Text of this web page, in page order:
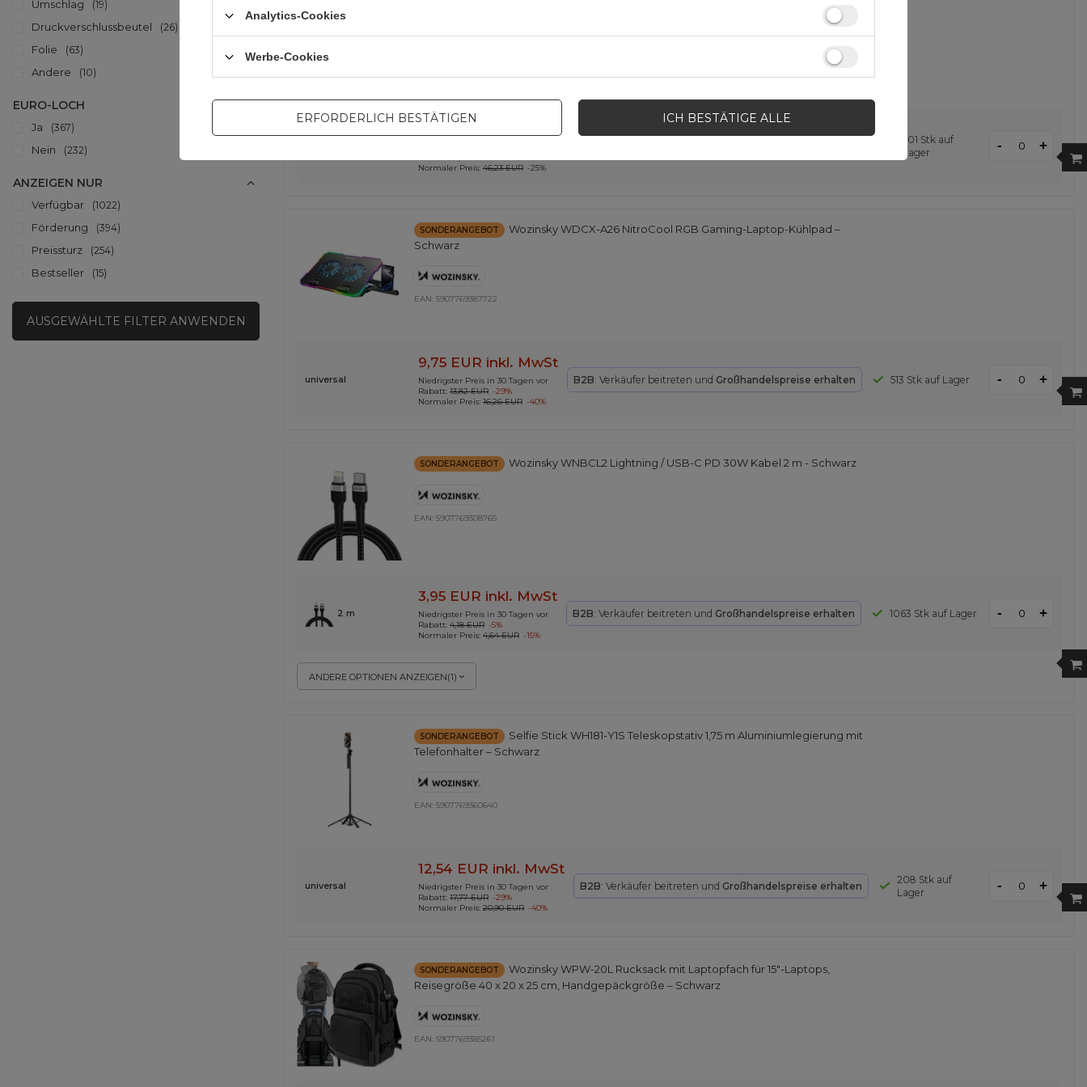
Umschlag 19
Druckverschlussbeutel 26
Folie 63
Andere 10
EURO-LOCH
Ja 367
Nein 232
ANZEIGEN NUR
Verfügbar 1022
Förderung 394
Preissturz 254
Bestseller 15
AUSGEWÄHLTE FILTER ANWENDEN
inkl. MwSt
Normaler Preis: 46,23 EUR -25%
501 Stk auf
Lager
- +
SONDERANGEBOT
Wozinsky WDCX-A26 NitroCool RGB Gaming-Laptop-Kühlpad –
Schwarz
EAN: 5907769387722
universal
9,75 EUR inkl. MwSt
Niedrigster Preis in 30 Tagen vor
Rabatt: 13,82 EUR -29%
Normaler Preis: 16,26 EUR -40%
B2B: Verkäufer beitreten und Großhandelspreise erhalten 513 Stk auf Lager - +
SONDERANGEBOT Wozinsky WNBCL2 Lightning / USB-C PD 30W Kabel 2 m - Schwarz
EAN: 5907769308765
ANDERE OPTIONEN ANZEIGEN(1)
2 m
3,95 EUR inkl. MwSt
Niedrigster Preis in 30 Tagen vor
Rabatt: 4,18 EUR -5%
Normaler Preis: 4,64 EUR -15%
B2B: Verkäufer beitreten und Großhandelspreise erhalten 1063 Stk auf Lager - +
SONDERANGEBOT
Selfie Stick WH181-Y1S Teleskopstativ 1,75 m Aluminiumlegierung mit
Telefonhalter – Schwarz
EAN: 5907769360640
universal
12,54 EUR inkl. MwSt
Niedrigster Preis in 30 Tagen vor
Rabatt: 17,77 EUR -29%
Normaler Preis: 20,90 EUR -40%
B2B: Verkäufer beitreten und Großhandelspreise erhalten
208 Stk auf
Lager
- +
SONDERANGEBOT
Wozinsky WPW-20L Rucksack mit Laptopfach für 15"-Laptops,
Reisegröße 40 x 20 x 25 cm, Handgepäckgröße – Schwarz
EAN: 5907769385261
Analytics-Cookies
Werbe-Cookies
ERFORDERLICH BESTÄTIGEN ICH BESTÄTIGE ALLE